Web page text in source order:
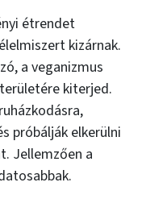
étrendet
kizárnak.
a veganizmus
kiterjed.
próbálják elkerülni
Jellemzően a